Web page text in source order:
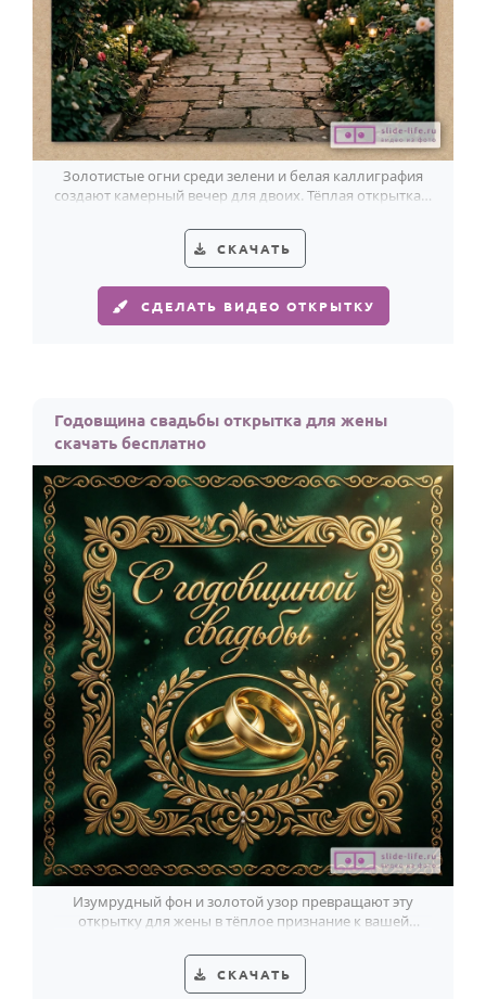
Золотистые огни среди зелени и белая каллиграфия
создают камерный вечер для двоих. Тёплая открытка к
СКАЧАТЬ
СДЕЛАТЬ ВИДЕО ОТКРЫТКУ
Годовщина свадьбы открытка для жены
скачать бесплатно
Изумрудный фон и золотой узор превращают эту
открытку для жены в тёплое признание к вашей
СКАЧАТЬ